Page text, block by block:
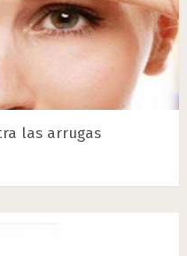
las arrugas